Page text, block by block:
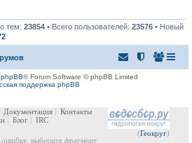
тем: 23854 • Всего пользователей: 23576 • Новый
phpBB® Forum Software © phpBB Limited
поддержка phpBB
(Геокруг)
Документация
Контакты
Блог
IRC
выберите фрагмент